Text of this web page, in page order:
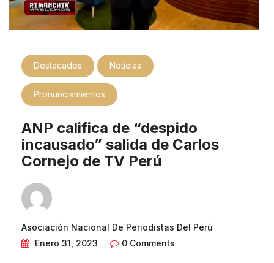
Destacados Noticias
Pronunciamientos
ANP califica de “despido
incausado” salida de Carlos
Cornejo de TV Perú
Asociación Nacional De Periodistas Del Perú
Enero 31, 2023
0 Comments